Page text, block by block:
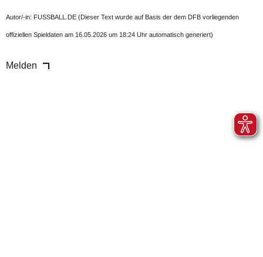
Autor/-in: FUSSBALL.DE (Dieser Text wurde auf Basis der dem DFB vorliegenden
offiziellen Spieldaten am 16.05.2026 um 18:24 Uhr automatisch generiert)
Melden